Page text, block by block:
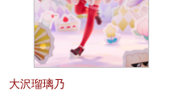
大沢瑠璃乃